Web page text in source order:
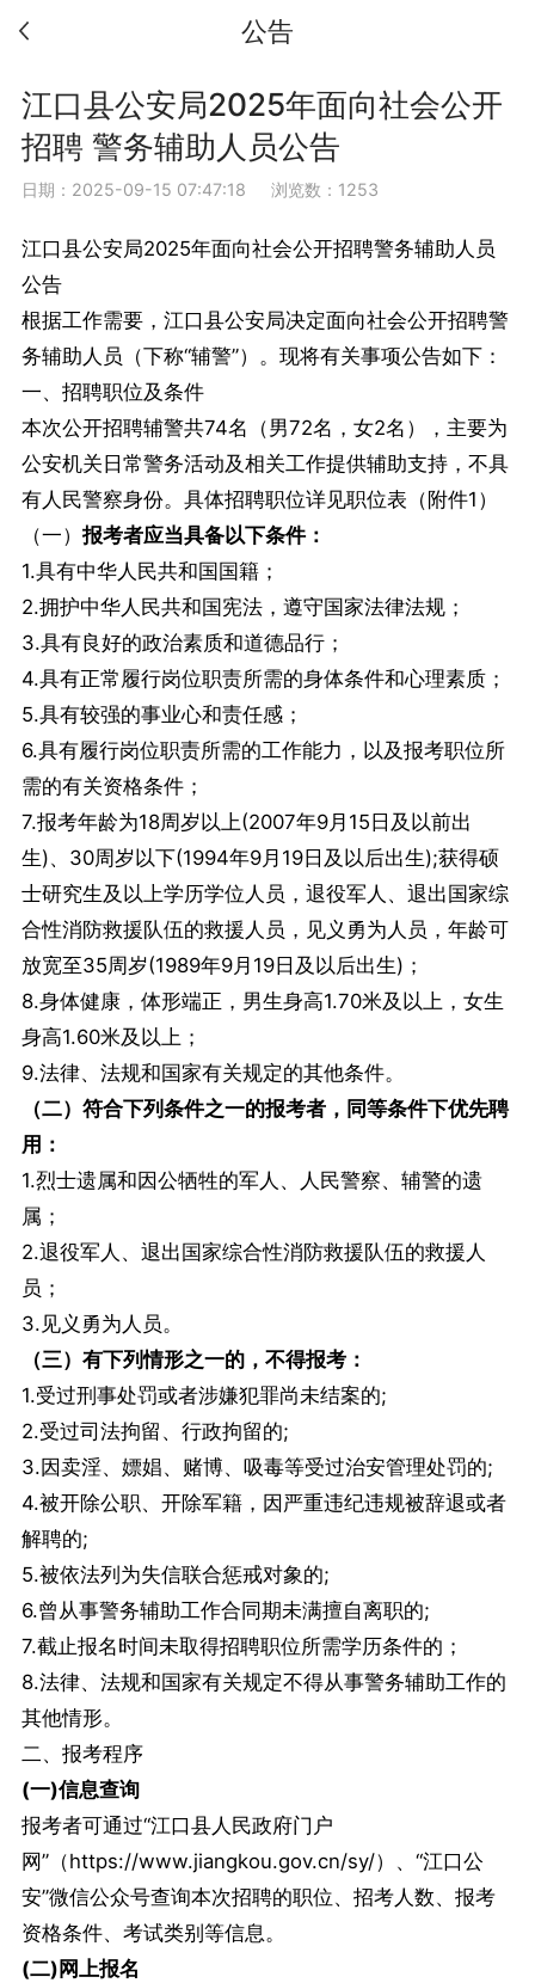
公告
江口县公安局2025年面向社会公开
招聘 警务辅助人员公告
日期：2025-09-15 07:47:18浏览数：1253
江口县公安局2025年面向社会公开招聘警务辅助人员
公告
根据工作需要，江口县公安局决定面向社会公开招聘警
务辅助人员（下称“辅警”）。现将有关事项公告如下：
一、招聘职位及条件
本次公开招聘辅警共74名（男72名，女2名），主要为
公安机关日常警务活动及相关工作提供辅助支持，不具
有人民警察身份。具体招聘职位详见职位表（附件1）
（一） 报考者应当具备以下条件：
1.具有中华人民共和国国籍；
2.拥护中华人民共和国宪法，遵守国家法律法规；
3.具有良好的政治素质和道德品行；
4.具有正常履行岗位职责所需的身体条件和心理素质；
5.具有较强的事业心和责任感；
6.具有履行岗位职责所需的工作能力，以及报考职位所
需的有关资格条件；
7.报考年龄为18周岁以上(2007年9月15日及以前出
生)、30周岁以下(1994年9月19日及以后出生);获得硕
士研究生及以上学历学位人员，退役军人、退出国家综
合性消防救援队伍的救援人员，见义勇为人员，年龄可
放宽至35周岁(1989年9月19日及以后出生)；
8.身体健康，体形端正，男生身高1.70米及以上，女生
身高1.60米及以上；
9.法律、法规和国家有关规定的其他条件。
（二）符合下列条件之一的报考者，同等条件下优先聘
用：
1.烈士遗属和因公牺牲的军人、人民警察、辅警的遗
属；
2.退役军人、退出国家综合性消防救援队伍的救援人
员；
3.见义勇为人员。
（三）有下列情形之一的，不得报考：
1.受过刑事处罚或者涉嫌犯罪尚未结案的;
2.受过司法拘留、行政拘留的;
3.因卖淫、嫖娼、赌博、吸毒等受过治安管理处罚的;
4.被开除公职、开除军籍，因严重违纪违规被辞退或者
解聘的;
5.被依法列为失信联合惩戒对象的;
6.曾从事警务辅助工作合同期未满擅自离职的;
7.截止报名时间未取得招聘职位所需学历条件的；
8.法律、法规和国家有关规定不得从事警务辅助工作的
其他情形。
二、报考程序
(一)信息查询
报考者可通过“江口县人民政府门户
网”（https://www.jiangkou.gov.cn/sy/）、“江口公
安”微信公众号查询本次招聘的职位、招考人数、报考
资格条件、考试类别等信息。
(二)网上报名